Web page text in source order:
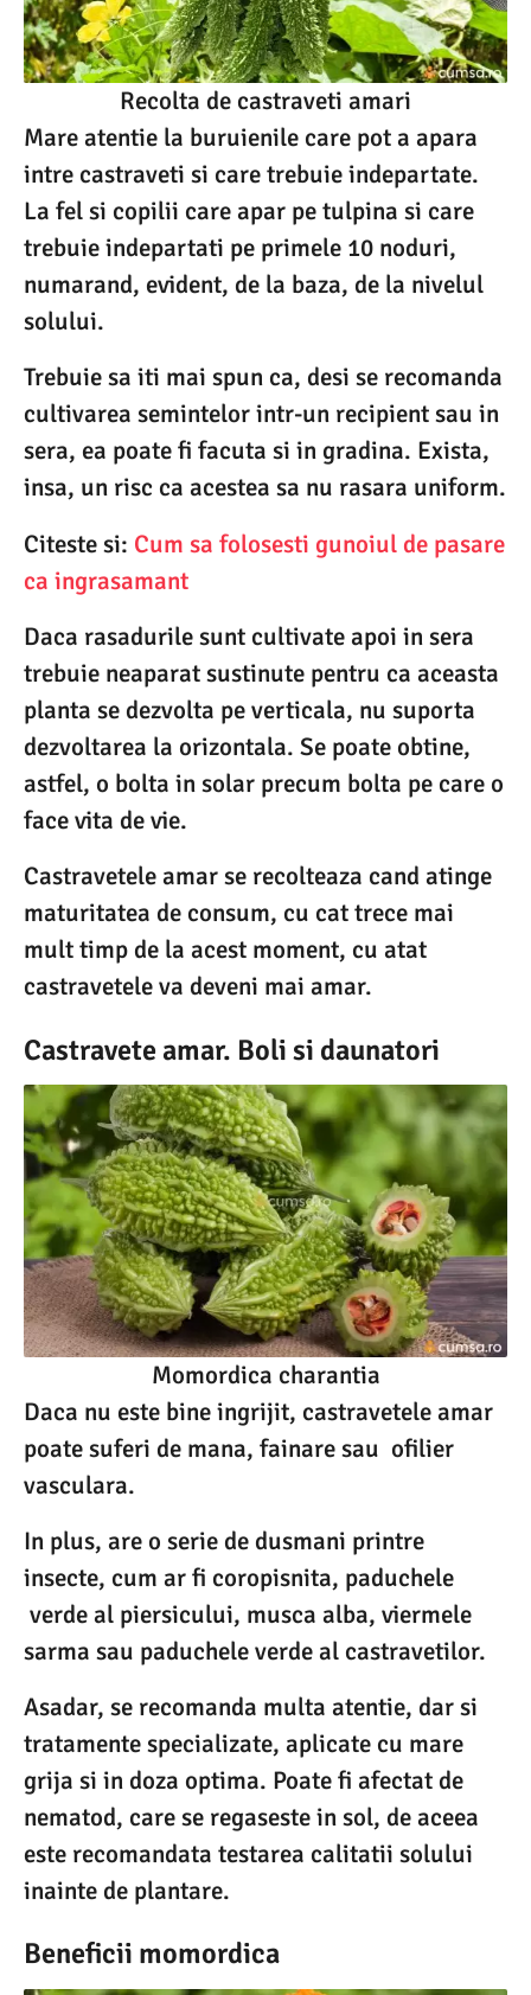
Recolta de castraveti amari
Mare atentie la buruienile care pot a apara
intre castraveti si care trebuie indepartate.
La fel si copilii care apar pe tulpina si care
trebuie indepartati pe primele 10 noduri,
numarand, evident, de la baza, de la nivelul
solului.
Trebuie sa iti mai spun ca, desi se recomanda
cultivarea semintelor intr-un recipient sau in
sera, ea poate fi facuta si in gradina. Exista,
insa, un risc ca acestea sa nu rasara uniform.
Citeste si: Cum sa folosesti gunoiul de pasare
ca ingrasamant
Daca rasadurile sunt cultivate apoi in sera
trebuie neaparat sustinute pentru ca aceasta
planta se dezvolta pe verticala, nu suporta
dezvoltarea la orizontala. Se poate obtine,
astfel, o bolta in solar precum bolta pe care o
face vita de vie.
Castravetele amar se recolteaza cand atinge
maturitatea de consum, cu cat trece mai
mult timp de la acest moment, cu atat
castravetele va deveni mai amar.
Castravete amar. Boli si daunatori
Momordica charantia
Daca nu este bine ingrijit, castravetele amar
poate suferi de mana, fainare sau ofilier
vasculara.
In plus, are o serie de dusmani printre
insecte, cum ar fi coropisnita, paduchele
verde al piersicului, musca alba, viermele
sarma sau paduchele verde al castravetilor.
Asadar, se recomanda multa atentie, dar si
tratamente specializate, aplicate cu mare
grija si in doza optima. Poate fi afectat de
nematod, care se regaseste in sol, de aceea
este recomandata testarea calitatii solului
inainte de plantare.
Beneficii momordica